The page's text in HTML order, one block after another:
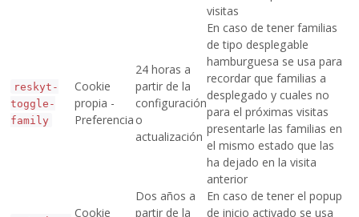
visitas
reskyt-
toggle-
family
Cookie
propia -
Preferencia
24 horas a
partir de la
configuración
o
actualización
En caso de tener familias
de tipo desplegable
hamburguesa se usa para
recordar que familias a
desplegado y cuales no
para el próximas visitas
presentarle las familias en
el mismo estado que las
ha dejado en la visita
anterior
Cookie
Dos años a
partir de la
En caso de tener el popup
de inicio activado se usa